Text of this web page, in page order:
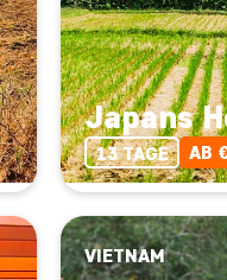
Japans
13 TAGE AB
VIETNAM